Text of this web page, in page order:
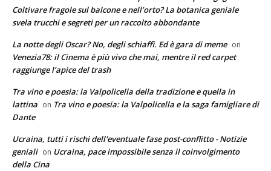
Coltivare fragole sul balcone e nell’orto? La botanica geniale
svela trucchi e segreti per un raccolto abbondante
La notte degli Oscar? No, degli schiaffi. Ed è gara di meme on
Venezia78: il Cinema è più vivo che mai, mentre il red carpet
raggiunge l’apice del trash
Tra vino e poesia: la Valpolicella della tradizione e quella in
lattina on Tra vino e poesia: la Valpolicella e la saga famigliare di
Dante
Ucraina, tutti i rischi dell'eventuale fase post-conflitto - Notizie
geniali on Ucraina, pace impossibile senza il coinvolgimento
della Cina